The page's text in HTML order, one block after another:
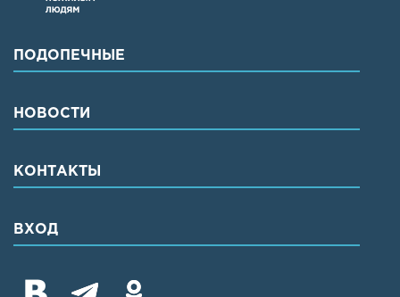
ПОДОПЕЧНЫЕ
НОВОСТИ
КОНТАКТЫ
ВХОД